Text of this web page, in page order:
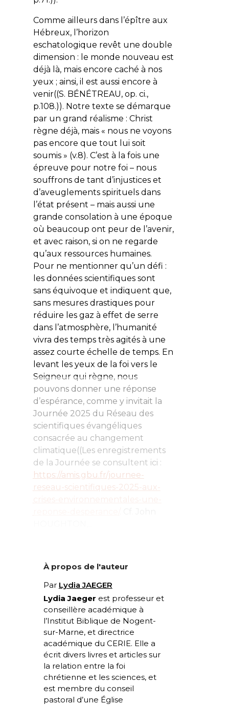
Comme ailleurs dans l’épître aux
Hébreux, l’horizon
eschatologique revêt une double
dimension : le monde nouveau est
déjà là, mais encore caché à nos
yeux ; ainsi, il est aussi encore à
venir((S. BÉNÉTREAU, op. ci.,
p.108.)). Notre texte se démarque
par un grand réalisme : Christ
règne déjà, mais « nous ne voyons
pas encore que tout lui soit
soumis» (v.8). C’est à la fois une
épreuve pour notre foi – nous
souffrons de tant d’injustices et
d’aveuglements spirituels dans
l’état présent – mais aussi une
grande consolation à une époque
où beaucoup ont peur de l’avenir,
et avec raison, si on ne regarde
qu’aux ressources humaines.
Pour ne mentionner qu’un défi :
les données scientifiques sont
sans équivoque et indiquent que,
sans mesures drastiques pour
réduire les gaz à effet de serre
dans l’atmosphère, l’humanité
vivra des temps très agités à une
assez courte échelle de temps. En
levant les yeux de la foi vers le
Seigneur qui règne, nous
pouvons donner une réponse
d’espérance, comme y invitait la
Journée 2025 du Réseau des
scientifiques évangéliques
consacrée au changement
climatique((Les enregistrements
de la Journée se consultent ici :
https://amis.gbu.fr/journee-
reseau-scientifiques-2025-aux-
crises-environnementales-une-
À propos de l'auteur
Par Lydia JAEGER
Lydia Jaeger est professeur et
conseillère académique à
l’Institut Biblique de Nogent-
sur-Marne, et directrice
académique du CERIE. Elle a
écrit divers livres et articles sur
la relation entre la foi
chrétienne et les sciences, et
est membre du conseil
pastoral d’une Église